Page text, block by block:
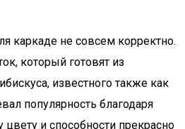
каркаде не совсем корректно.
который готовят из
известного также как
популярность благодаря
и способности прекрасно